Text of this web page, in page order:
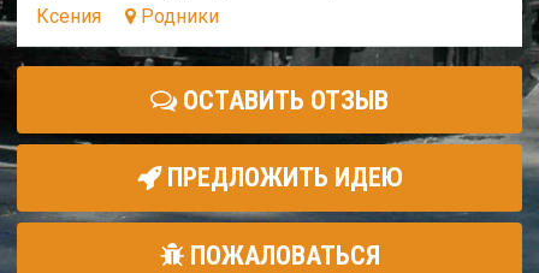
Ксения
Родники
ОСТАВИТЬ ОТЗЫВ
ПРЕДЛОЖИТЬ ИДЕЮ
ПОЖАЛОВАТЬСЯ